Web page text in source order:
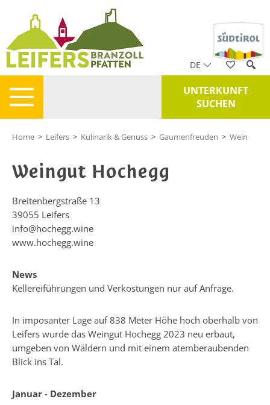
DE
UNTERKUNFT
SUCHEN
Home > Leifers > Kulinarik & Genuss > Gaumenfreuden > Wein
Weingut Hochegg
Breitenbergstraße 13
39055 Leifers
info@hochegg.wine
www.hochegg.wine
News
Kellereiführungen und Verkostungen nur auf Anfrage.
In imposanter Lage auf 838 Meter Höhe hoch oberhalb von
Leifers wurde das Weingut Hochegg 2023 neu erbaut,
umgeben von Wäldern und mit einem atemberaubenden
Blick ins Tal.
Januar - Dezember